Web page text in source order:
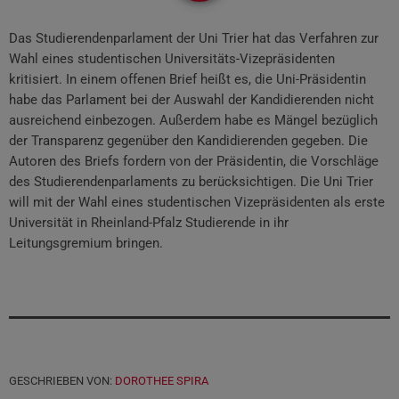
Das Studierendenparlament der Uni Trier hat das Verfahren zur
Wahl eines studentischen Universitäts-Vizepräsidenten
kritisiert. In einem offenen Brief heißt es, die Uni-Präsidentin
habe das Parlament bei der Auswahl der Kandidierenden nicht
ausreichend einbezogen. Außerdem habe es Mängel bezüglich
der Transparenz gegenüber den Kandidierenden gegeben. Die
Autoren des Briefs fordern von der Präsidentin, die Vorschläge
des Studierendenparlaments zu berücksichtigen. Die Uni Trier
will mit der Wahl eines studentischen Vizepräsidenten als erste
Universität in Rheinland-Pfalz Studierende in ihr
Leitungsgremium bringen.
GESCHRIEBEN VON: DOROTHEE SPIRA